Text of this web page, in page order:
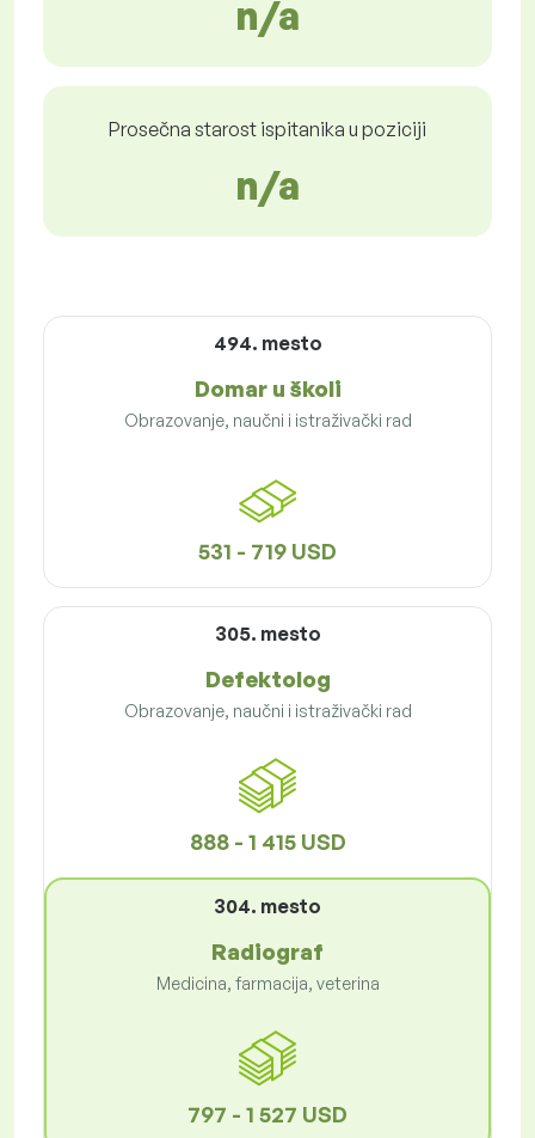
n/a
Prosečna starost ispitanika u poziciji
n/a
494. mesto
Domar u školi
Obrazovanje, naučni i istraživački rad
531 - 719 USD
305. mesto
Defektolog
Obrazovanje, naučni i istraživački rad
888 - 1 415 USD
304. mesto
Radiograf
Medicina, farmacija, veterina
797 - 1 527 USD